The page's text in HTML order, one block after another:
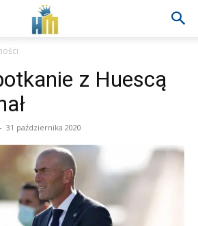
z Huescą
- 31 października 2020